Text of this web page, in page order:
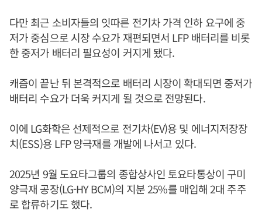
다만 최근 소비자들의 잇따른 전기차 가격 인하 요구에 중
저가 중심으로 시장 수요가 재편되면서 LFP 배터리를 비롯
한 중저가 배터리 필요성이 커지게 됐다.
캐즘이 끝난 뒤 본격적으로 배터리 시장이 확대되면 중저가
배터리 수요가 더욱 커지게 될 것으로 전망된다.
이에 LG화학은 선제적으로 전기차(EV)용 및 에너지저장장
치(ESS)용 LFP 양극재를 개발에 나서고 있다.
2025년 9월 도요타그룹의 종합상사인 토요타통상이 구미
양극재 공장(LG-HY BCM)의 지분 25%를 매입해 2대 주주
로 합류하기도 했다.